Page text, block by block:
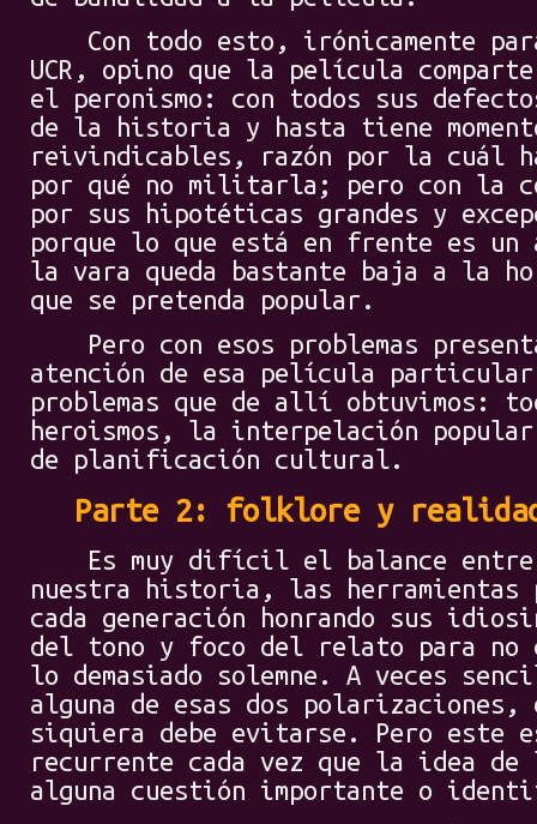
Con todo esto, irónicamente para
UCR, opino que la película
el peronismo: con todos sus
de la historia y hasta tiene
reivindicables, razón por la cuál
por qué no militarla; pero con la
por sus hipotéticas grandes y
porque lo que está en frente es un
la vara queda bastante baja a la
que se pretenda popular.
Pero con esos problemas
atención de esa película
problemas que de allí obtuvimos:
heroismos, la interpelación
de planificación cultural.
Parte 2: folklore y
Es muy difícil el balance entre
nuestra historia, las herramientas
cada generación honrando sus
del tono y foco del relato para
lo demasiado solemne. A veces
alguna de esas dos polarizaciones,
siquiera debe evitarse. Pero este
recurrente cada vez que la idea de
alguna cuestión importante o